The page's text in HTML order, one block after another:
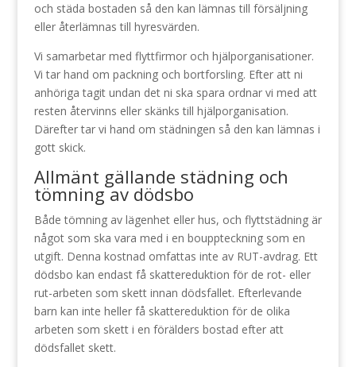
och städa bostaden så den kan lämnas till försäljning
eller återlämnas till hyresvärden.
Vi samarbetar med flyttfirmor och hjälporganisationer.
Vi tar hand om packning och bortforsling. Efter att ni
anhöriga tagit undan det ni ska spara ordnar vi med att
resten återvinns eller skänks till hjälporganisation.
Därefter tar vi hand om städningen så den kan lämnas i
gott skick.
Allmänt gällande städning och
tömning av dödsbo
Både tömning av lägenhet eller hus, och flyttstädning är
något som ska vara med i en bouppteckning som en
utgift. Denna kostnad omfattas inte av RUT-avdrag. Ett
dödsbo kan endast få skattereduktion för de rot- eller
rut-arbeten som skett innan dödsfallet. Efterlevande
barn kan inte heller få skattereduktion för de olika
arbeten som skett i en förälders bostad efter att
dödsfallet skett.